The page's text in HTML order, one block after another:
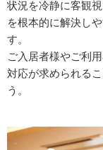
状況を冷静に客観
を根本的に解決し
す。
ご入居者様やご利
対応が求められる
う。